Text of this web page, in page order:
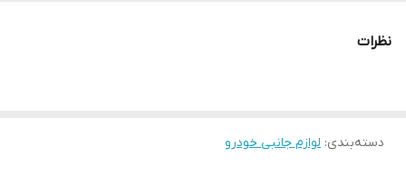
نظرات
دسته‌بندی: لوازم جانبی خودرو